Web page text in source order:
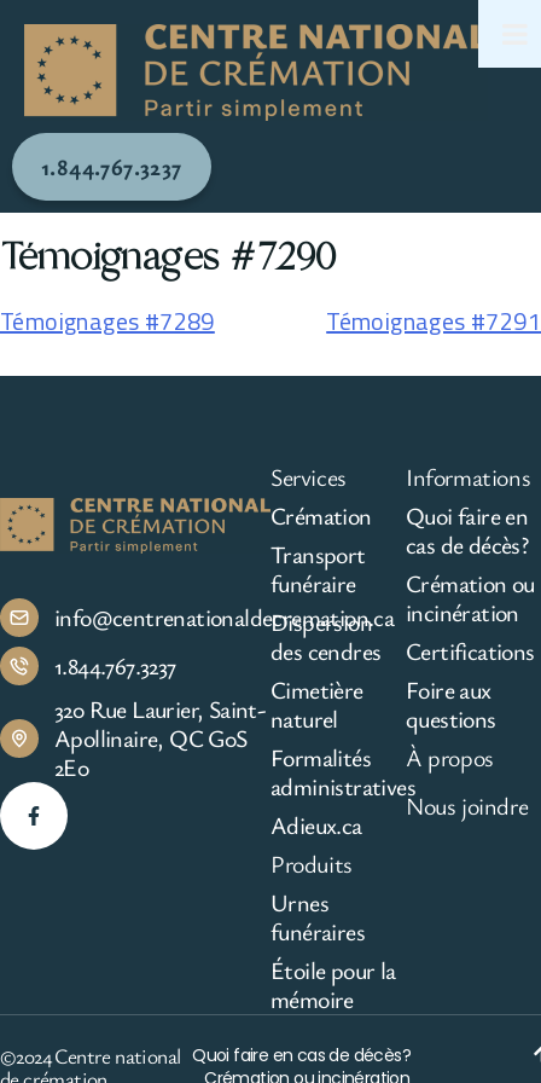
1.844.767.3237
Témoignages #7290
Témoignages #7289 Témoignages #7291
info@centrenationaldecremation.ca
1.844.767.3237
320 Rue Laurier, Saint-
Apollinaire, QC G0S
2E0
Services
Crémation
Transport
funéraire
Dispersion
des cendres
Cimetière
naturel
Formalités
administratives
Adieux.ca
Produits
Urnes
funéraires
Étoile pour la
mémoire
Informations
Quoi faire en
cas de décès?
Crémation ou
incinération
Certifications
Foire aux
questions
À propos
Nous joindre
©2024 Centre national Quoi faire en cas de décès?
Crémation ou incinération